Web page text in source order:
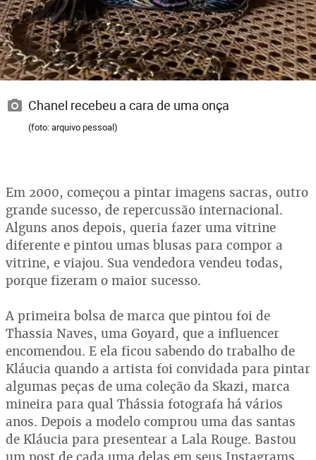
Chanel recebeu a cara de uma onça
(foto: arquivo pessoal)
Em 2000, começou a pintar imagens sacras, outro
grande sucesso, de repercussão internacional.
Alguns anos depois, queria fazer uma vitrine
diferente e pintou umas blusas para compor a
vitrine, e viajou. Sua vendedora vendeu todas,
porque fizeram o maior sucesso.
A primeira bolsa de marca que pintou foi de
Thassia Naves, uma Goyard, que a influencer
encomendou. E ela ficou sabendo do trabalho de
Kláucia quando a artista foi convidada para pintar
algumas peças de uma coleção da Skazi, marca
mineira para qual Thássia fotografa há vários
anos. Depois a modelo comprou uma das santas
de Kláucia para presentear a Lala Rouge. Bastou
um post de cada uma delas em seus Instagrams